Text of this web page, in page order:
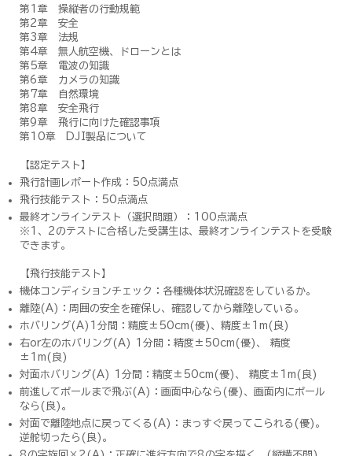
​第1章 操縦者の行動規範
第2章 安全
第3章 法規
第4章 無人航空機、ドローンとは
第5章 電波の知識
第6章 カメラの知識
第7章 自然環境
第8章 安全飛行
第9章 飛行に向けた確認事項
第10章 DJI製品について
【認定テスト 】
飛行計画レポート作成：50点満点
飛行技能テスト：50点満点
最終オンラインテスト（選択問題）：100点満点
※1、2のテストに合格した受講生は、最終オンラインテストを受験
できます。
​【飛行技能テスト 】
機体コンディションチェック：各種機体状況確認をしているか。
離陸(A)：周囲の安全を確保し、確認してから離陸している。
ホバリング(A)1分間：精度±50cm(優)、精度±1m(良)
右or左のホバリング(A) 1分間：精度±50cm(優)、 精度
±1m(良)
対面ホバリング(A) 1分間：精度±50cm(優)、 精度±1m(良)
前進してポールまで飛ぶ(A)：画面中心なら(優)、画面内にポール
なら(良)。
対面で離陸地点に戻ってくる(A)：まっすぐ戻ってこられる(優)。
逆舵切ったら(良)。